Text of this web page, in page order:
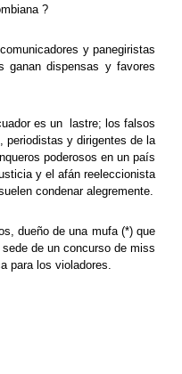
?
y panegiristas
ganan dispensas y favores
es un lastre; los falsos
periodistas y dirigentes de la
poderosos en un país
y el afán reeleccionista
condenar alegremente.
dueño de una mufa (*) que
de un concurso de miss
para los violadores.